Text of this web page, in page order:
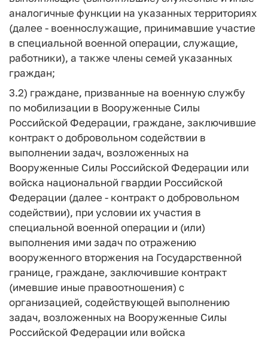
аналогичные функции на указанных территориях
(далее - военнослужащие, принимавшие участие
в специальной военной операции, служащие,
работники), а также члены семей указанных
граждан;
3.2) граждане, призванные на военную службу
по мобилизации в Вооруженные Силы
Российской Федерации, граждане, заключившие
контракт о добровольном содействии в
выполнении задач, возложенных на
Вооруженные Силы Российской Федерации или
войска национальной гвардии Российской
Федерации (далее - контракт о добровольном
содействии), при условии их участия в
специальной военной операции и (или)
выполнения ими задач по отражению
вооруженного вторжения на Государственной
границе, граждане, заключившие контракт
(имевшие иные правоотношения) с
организацией, содействующей выполнению
задач, возложенных на Вооруженные Силы
Российской Федерации или войска